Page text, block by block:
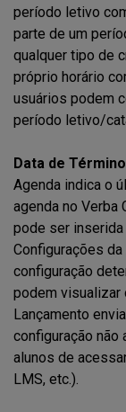
período letivo
parte de um
qualquer tipo de
próprio horário
usuários podem
período letivo/
Data de
Agenda indica o
agenda no Verba
pode ser inserida
Configurações
configuração
podem visualizar
Lançamento
configuração não
alunos de
LMS, etc.).